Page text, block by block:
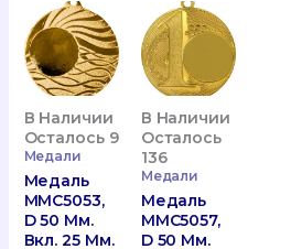
В Наличии
Осталось 9
Медали
Медаль
MMC5053,
D 50 Мм.
Вкл. 25 Мм.
В Наличии
Осталось
136
Медали
Медаль
MMC5057,
D 50 Мм.